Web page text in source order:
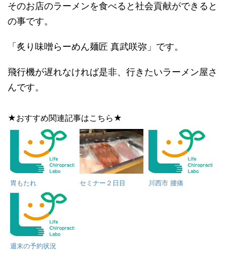
そのお店のラーメンを食べると社会貢献ができると
の事です。
「炙り味噌らーめん麺匠 真武咲弥」です。
飛行機が遅れなければ是非、行きたいラーメン屋さ
んです。
★おすすめ関連記事はこちら★
胃もたれ セミナー２日目 川西市 腰痛
週末の予約状況